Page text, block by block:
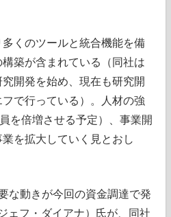
くのツールと統合機能を備
築が含まれている（同社は
開発を始め、現在も研究開
で行っている）。人材の強
を倍増させる予定）、事業開
を拡大していく見とおし
な動きが今回の資金調達で発
ェフ・ダイアナ）氏が、同社